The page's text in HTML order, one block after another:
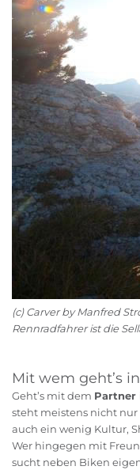
(c) Carver by Manfred
Rennradfahrer ist die
Mit wem geht’s
Geht’s mit dem Partner
steht meistens nicht
auch ein wenig Kultur,
Wer hingegen mit
sucht neben Biken